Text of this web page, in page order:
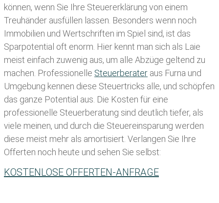
können, wenn Sie Ihre Steuererklärung von einem
Treuhänder ausfüllen lassen . Besonders wenn noch
Immobilien und Wertschriften im Spiel sind, ist das
Sparpotential oft enorm. Hier kennt man sich als Laie
meist einfach zuwenig aus, um alle Abzüge geltend zu
machen. Professionelle Steuerberater aus Furna und
Umgebung kennen diese Steuertricks alle, und schöpfen
das ganze Potential aus. Die Kosten für eine
professionelle Steuerberatung sind deutlich tiefer, als
viele meinen, und durch die Steuereinsparung werden
diese meist mehr als amortisiert. Verlangen Sie Ihre
Offerten noch heute und sehen Sie selbst:
KOSTENLOSE OFFERTEN-ANFRAGE